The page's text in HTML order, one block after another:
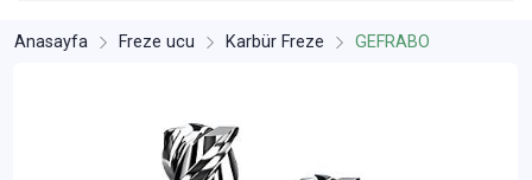
Anasayfa Freze ucu Karbür Freze GEFRABO